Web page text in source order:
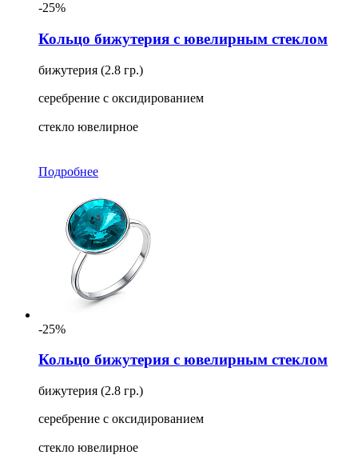
-25%
Кольцо бижутерия с ювелирным стеклом
бижутерия (2.8 гр.)
серебрение с оксидированием
стекло ювелирное
Подробнее
-25%
Кольцо бижутерия с ювелирным стеклом
бижутерия (2.8 гр.)
серебрение с оксидированием
стекло ювелирное